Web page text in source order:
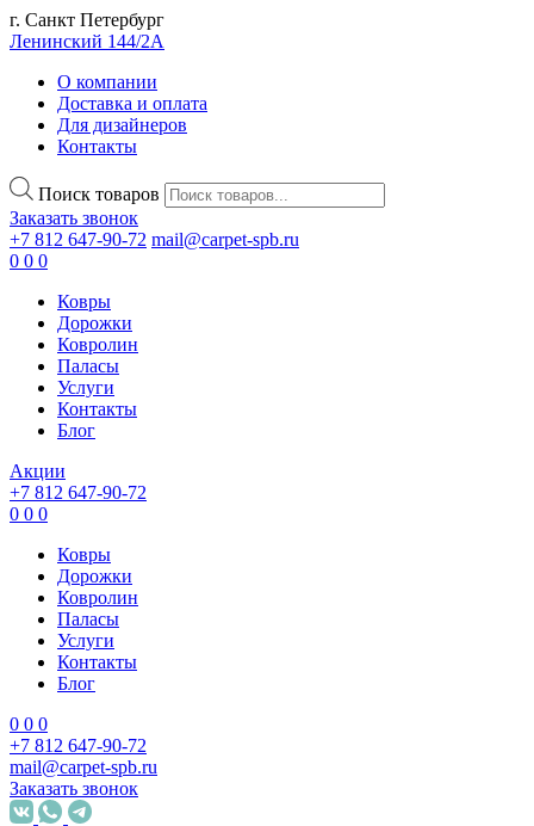
г. Санкт Петербург
Ленинский 144/2А
О компании
Доставка и оплата
Для дизайнеров
Контакты
Поиск товаров
Заказать звонок
+7 812 647-90-72 mail@carpet-spb.ru
0 0 0
Ковры
Дорожки
Ковролин
Паласы
Услуги
Контакты
Блог
Акции
+7 812 647-90-72
0 0 0
Ковры
Дорожки
Ковролин
Паласы
Услуги
Контакты
Блог
0 0 0
+7 812 647-90-72
mail@carpet-spb.ru
Заказать звонок